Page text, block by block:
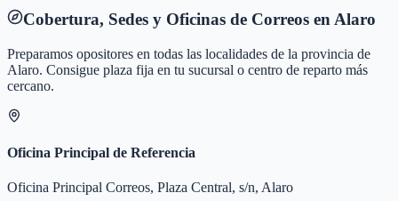
Cobertura, Sedes y Oficinas de Correos en Alaro
Preparamos opositores en todas las localidades de la provincia de
Alaro. Consigue plaza fija en tu sucursal o centro de reparto más
cercano.
Oficina Principal de Referencia
Oficina Principal Correos, Plaza Central, s/n, Alaro